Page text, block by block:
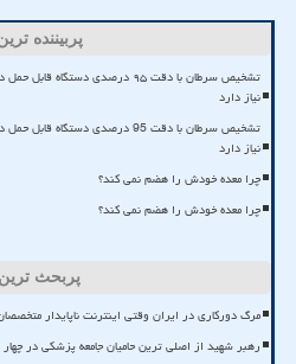
پربیننده
تشخیص سرطان با دقت ۹۵ درصدی
نیاز دارد
تشخیص سرطان با دقت 95 درصدی
نیاز دارد
چرا معده خودش را هضم نمی کند؟
چرا معده خودش را هضم نمی کند؟
پربحث
مرگ دورکاری در ایران وقتی اینترنت ناپایدار
رهبر شهید از اصلی ترین حامیان جامعه پزشکی در